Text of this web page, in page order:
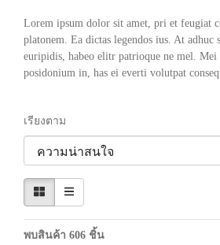
Lorem ipsum dolor sit amet, pri et feugiat
platonem. Ea dictas legendos ius. At adhuc
euripidis, habeo elitr patrioque ne mel. Mei
posidonium in, has ei everti volutpat
เรียงตาม
พบสินค้า 606 ชิ้น